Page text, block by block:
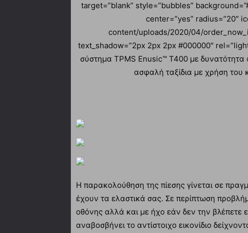
target=”blank” style=”bubbles”
center=”yes” radius=”20″
content/uploads/2020/04/
text_shadow=”2px 2px 2px #000000″
σύστημα TPMS Enusic™ T400 με δυνατότητα
ασφαλή ταξίδια με χρήση του
Η παρακολούθηση της πίεσης γίνεται σε
έχουν τα ελαστικά σας. Σε περίπτωση
οθόνης αλλά και με ήχο εάν δεν την βλέπετε
αναβοσβήνει το αντίστοιχο εικονίδιο